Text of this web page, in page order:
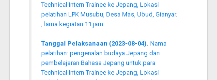
Technical Intern Trainee ke Jepang, Lokasi
pelatihan LPK Musubu, Desa Mas, Ubud, Gianyar.
, lama kegiatan 11 jam.
Tanggal Pelaksanaan (2023-08-04). Nama
pelatihan: pengenalan budaya Jepang dan
pembelajaran Bahasa Jepang untuk para
Technical Intern Trainee ke Jepang, Lokasi